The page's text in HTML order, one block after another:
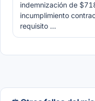
indemnización de
incumplimiento
requisito …